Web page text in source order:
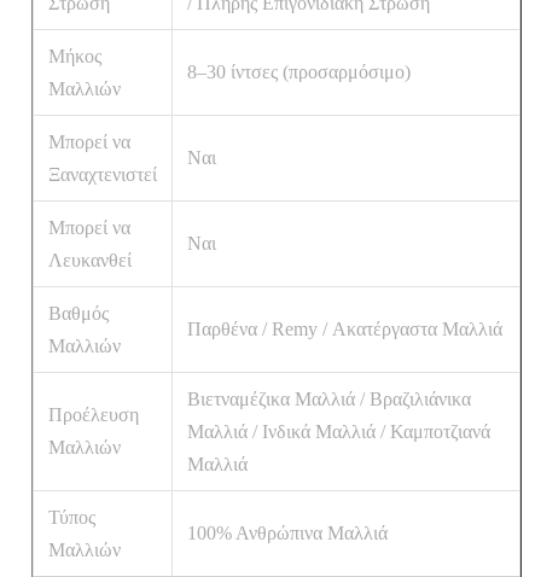
Μήκος
Μαλλιών
8–30 ίντσες (προσαρμόσιμο)
Μπορεί να
Ξαναχτενιστεί
Ναι
Μπορεί να
Λευκανθεί
Ναι
Βαθμός
Μαλλιών
Παρθένα / Remy / Ακατέργαστα Μαλλιά
Προέλευση
Μαλλιών
Βιετναμέζικα Μαλλιά / Βραζιλιάνικα
Μαλλιά / Ινδικά Μαλλιά / Καμποτζιανά
Μαλλιά
Τύπος
Μαλλιών
100% Ανθρώπινα Μαλλιά